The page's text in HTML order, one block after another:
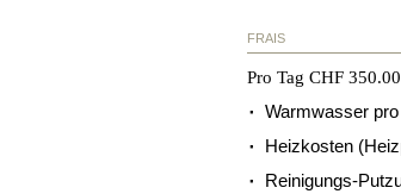
FRAIS
Pro Tag CHF
Warmwasser
Heizkosten
Reinigungs-